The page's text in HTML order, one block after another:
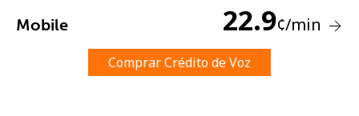
Una letra mayúscula y una minúscula
Un caracter especial
Mobile 22.9¢/min
Comprar Crédito de Voz